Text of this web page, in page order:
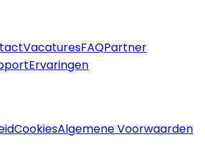
VacaturesFAQPartner
Ervaringen
CookiesAlgemene Voorwaarden